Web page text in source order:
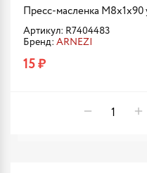
Пресс-масленка М8x1x90
Артикул: R7404483
Бренд: ARNEZI
15 ₽